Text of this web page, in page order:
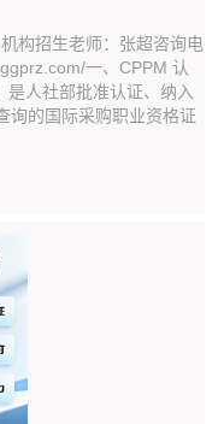
构招生老师：张超咨询电
一、CPPM 认
人社部批准认证、纳入
询的国际采购职业资格证